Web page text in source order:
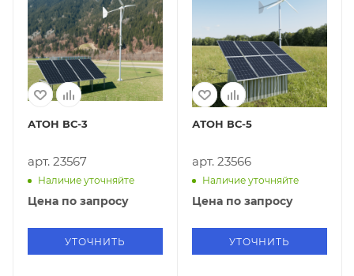
АТОН ВС-3
арт. 23567
Наличие уточняйте
Цена по запросу
УТОЧНИТЬ
АТОН ВС-5
арт. 23566
Наличие уточняйте
Цена по запросу
УТОЧНИТЬ